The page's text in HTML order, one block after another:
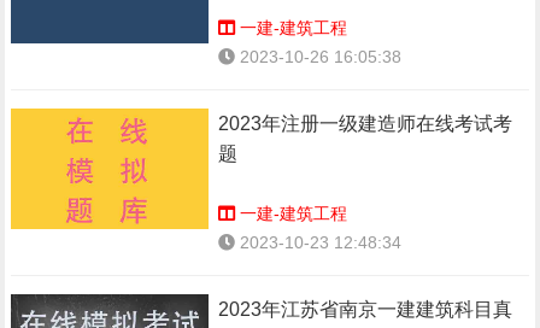
一建-建筑工程
2023-10-26 16:05:38
2023年注册一级建造师在线考试考
题
一建-建筑工程
2023-10-23 12:48:34
2023年江苏省南京一建建筑科目真